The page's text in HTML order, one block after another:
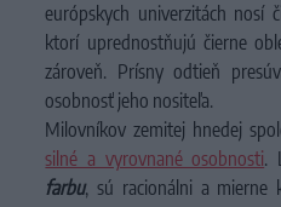
európskych univerzitách nosí
ktorí uprednostňujú čierne
zároveň. Prísny odtieň
osobnosť jeho nositeľa.
Milovníkov zemitej hnedej
silné a vyrovnané osobnosti.
farbu, sú racionálni a mierne